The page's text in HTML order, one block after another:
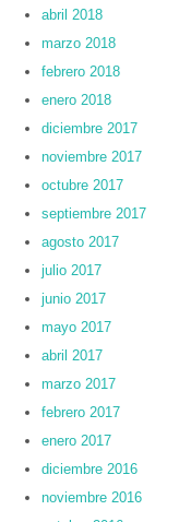
abril 2018
marzo 2018
febrero 2018
enero 2018
diciembre 2017
noviembre 2017
octubre 2017
septiembre 2017
agosto 2017
julio 2017
junio 2017
mayo 2017
abril 2017
marzo 2017
febrero 2017
enero 2017
diciembre 2016
noviembre 2016